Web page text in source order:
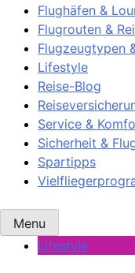
Flughäfen &
Flugrouten &
Flugzeugtypen
Lifestyle
Reise-Blog
Service &
Sicherheit &
Spartipps
Menu
Lifestyle